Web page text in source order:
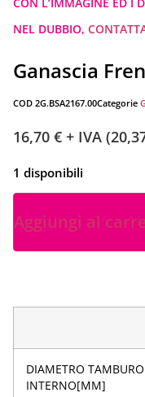
NEL DUBBIO,
Ganascia
COD 2G.BSA2167.00Categorie
16,70 € + IVA (
1 disponibili
Aggiungi al
DIAMETRO
INTERNO[MM]